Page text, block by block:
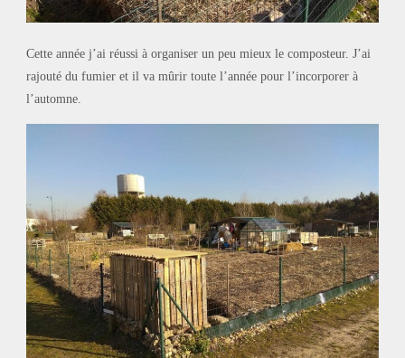
Cette année j’ai réussi à organiser un peu mieux le composteur. J’ai
rajouté du fumier et il va mûrir toute l’année pour l’incorporer à
l’automne.